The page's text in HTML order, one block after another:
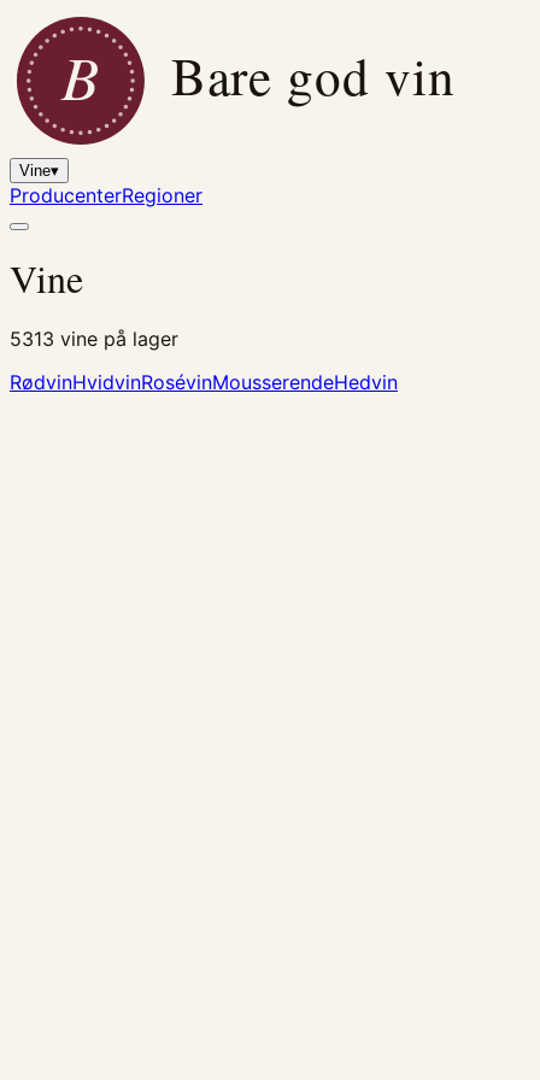
B Bare god vin
Vine▾
ProducenterRegioner
Vine
5313 vine på lager
RødvinHvidvinRosévinMousserendeHedvin